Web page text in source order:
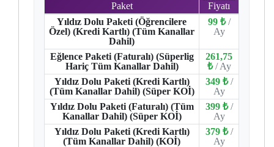
Paket
Fiyatı
Yıldız Dolu Paketi (Öğrencilere
Özel) (Kredi Kartlı) (Tüm Kanallar
Dahil)
99 ₺ /
Ay
Eğlence Paketi (Faturalı) (Süperlig
Hariç Tüm Kanallar Dahil)
261,75
₺ / Ay
Yıldız Dolu Paketi (Kredi Kartlı)
(Tüm Kanallar Dahil) (Süper KOİ)
349 ₺ /
Ay
Yıldız Dolu Paketi (Faturalı) (Tüm
Kanallar Dahil) (Süper KOİ)
399 ₺ /
Ay
Yıldız Dolu Paketi (Kredi Kartlı)
(Tüm Kanallar Dahil) (KOİ)
379 ₺ /
Ay